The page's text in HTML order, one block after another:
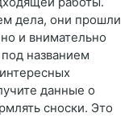
дела, они прошли
и внимательно
названием
данные о
сноски. Это